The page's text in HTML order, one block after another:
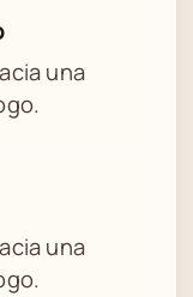
una
una